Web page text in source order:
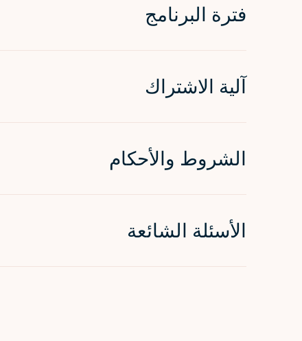
فترة البرنامج
آلية الاشتراك
الشروط والأحكام
الأسئلة الشائعة